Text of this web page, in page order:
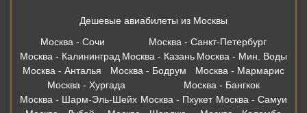
Вся информация, размещённая на сайте, носит информационный
характер и не является публичной офертой. Правила и условия
предоставления услуг в отелях, в том числе концепция питания,
описанные на сайте, могут изменяться по решению администрации
отелей. Копирование материалов без письменного согласия
запрещено. Бронирование в офисе осуществляет: ООО «Правильный